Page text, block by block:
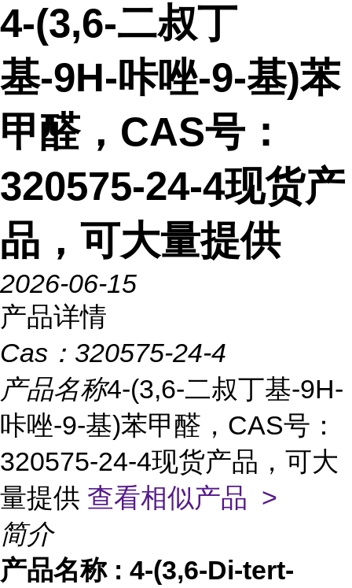
4-(3,6-二叔丁
基-9H-咔唑-9-基)苯
甲醛，CAS号：
320575-24-4现货产
品，可大量提供
2026-06-15
产品详情
Cas： 320575-24-4
产品名称4-(3,6-二叔丁基-9H-
咔唑-9-基)苯甲醛，CAS号：
320575-24-4现货产品，可大
量提供 查看相似产品 >
简介
产品名称 : 4-(3,6-Di-tert-